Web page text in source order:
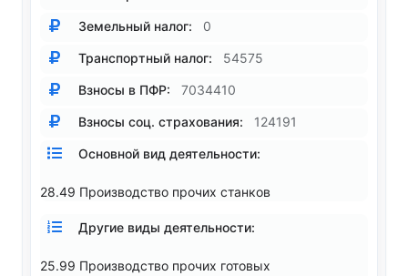
Земельный налог: 0
Транспортный налог: 54575
Взносы в ПФР: 7034410
Взносы соц. страхования: 124191
Основной вид деятельности:
28.49 Производство прочих станков
Другие виды деятельности:
25.99 Производство прочих готовых